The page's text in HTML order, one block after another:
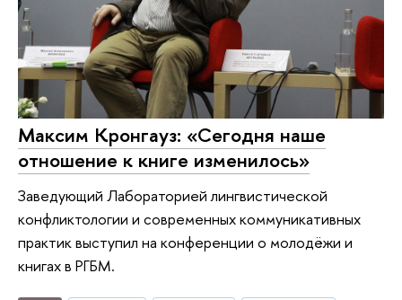
Максим Кронгауз: «Сегодня наше
отношение к книге изменилось»
Заведующий Лабораторией лингвистической
конфликтологии и современных коммуникативных
практик выступил на конференции о молодёжи и
книгах в РГБМ.